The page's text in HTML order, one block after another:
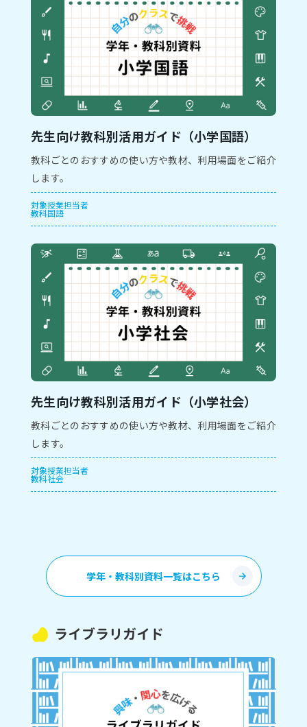
先生向け教科別活用ガイド（小学国語）
教科ごとのおすすめの使い方や教材、利用場面をご紹介
します。
対象授業担当者
教科国語
先生向け教科別活用ガイド（小学社会）
教科ごとのおすすめの使い方や教材、利用場面をご紹介
します。
対象授業担当者
教科社会
学年・教科別資料一覧はこちら
ライブラリガイド